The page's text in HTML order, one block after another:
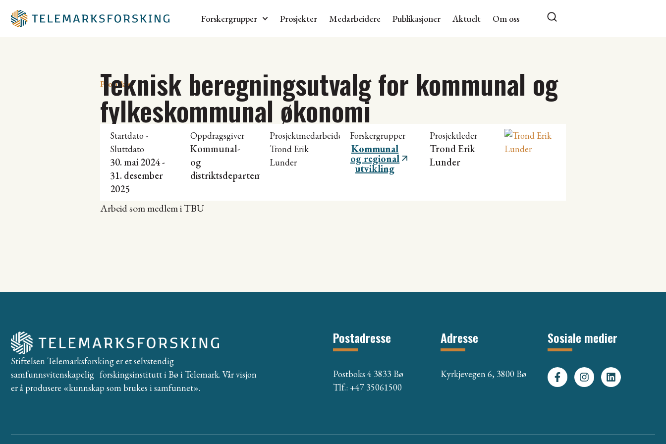
Forskergrupper Prosjekter Medarbeidere Publikasjoner Aktuelt Om oss
Prosjekter
Teknisk beregningsutvalg for kommunal og
fylkeskommunal økonomi
Startdato -
Sluttdato
30. mai 2024 -
31. desember
2025
Oppdragsgiver
Kommunal-
og
distriktsdepartementet
Prosjektmedarbeidere
Trond Erik
Lunder
Forskergrupper
Kommunal
og regional
utvikling
Prosjektleder
Trond Erik
Lunder
Arbeid som medlem i TBU
Stiftelsen Telemarksforsking er et selvstendig
samfunnsvitenskapelig forskingsinstitutt i Bø i Telemark. Vår visjon
er å produsere «kunnskap som brukes i samfunnet».
Postadresse
Postboks 4 3833 Bø
Tlf.: +47 35061500
Adresse
Kyrkjevegen 6, 3800 Bø
Sosiale medier